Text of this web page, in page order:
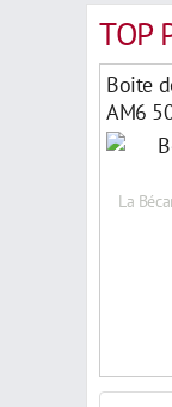
TOP
Boite
AM6
La